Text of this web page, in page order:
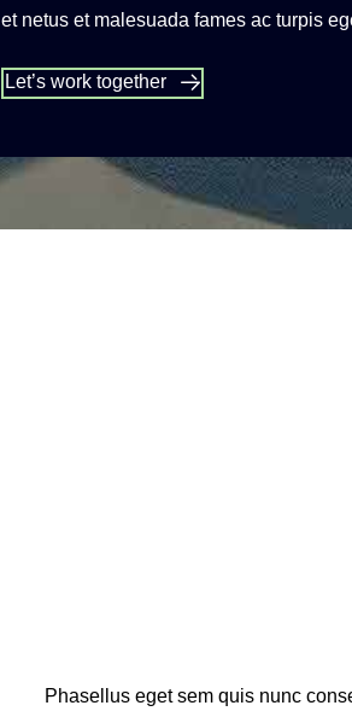
et netus et malesuada fames ac turpis
Let’s work together
Phasellus eget sem quis nunc